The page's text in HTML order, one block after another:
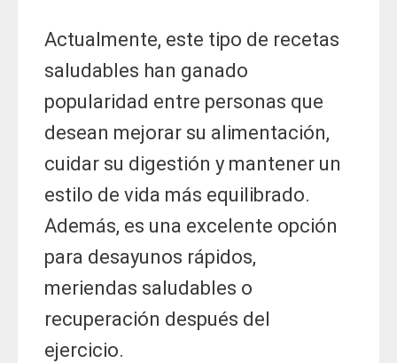
Actualmente, este tipo de recetas
saludables han ganado
popularidad entre personas que
desean mejorar su alimentación,
cuidar su digestión y mantener un
estilo de vida más equilibrado.
Además, es una excelente opción
para desayunos rápidos,
meriendas saludables o
recuperación después del
ejercicio.